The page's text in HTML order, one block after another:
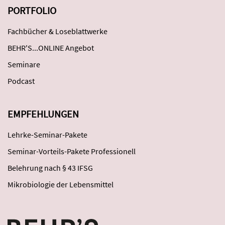
PORTFOLIO
Fachbücher & Loseblattwerke
BEHR'S...ONLINE Angebot
Seminare
Podcast
EMPFEHLUNGEN
Lehrke-Seminar-Pakete
Seminar-Vorteils-Pakete Professionell
Belehrung nach § 43 IFSG
Mikrobiologie der Lebensmittel